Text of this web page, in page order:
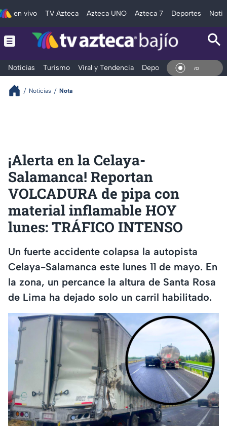
en vivo TV Azteca Azteca UNO Azteca 7 Deportes
Noticias Turismo Viral y Tendencia Deportes Espectáculos
En
Noticias Nota
¡Alerta en la Celaya-
Salamanca! Reportan
VOLCADURA de pipa con
material inflamable HOY
lunes: TRÁFICO INTENSO
Un fuerte accidente colapsa la autopista
Celaya-Salamanca este lunes 11 de mayo. En
la zona, un percance la altura de Santa Rosa
de Lima ha dejado solo un carril habilitado.